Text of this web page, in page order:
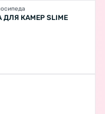
КАМЕР SLIME